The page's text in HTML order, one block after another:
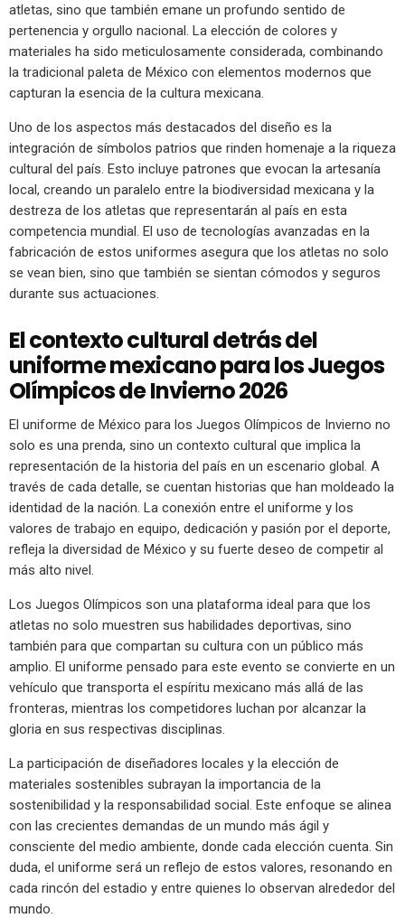
atletas, sino que también emane un profundo sentido de
pertenencia y orgullo nacional. La elección de colores y
materiales ha sido meticulosamente considerada, combinando
la tradicional paleta de México con elementos modernos que
capturan la esencia de la cultura mexicana.
Uno de los aspectos más destacados del diseño es la
integración de símbolos patrios que rinden homenaje a la riqueza
cultural del país. Esto incluye patrones que evocan la artesanía
local, creando un paralelo entre la biodiversidad mexicana y la
destreza de los atletas que representarán al país en esta
competencia mundial. El uso de tecnologías avanzadas en la
fabricación de estos uniformes asegura que los atletas no solo
se vean bien, sino que también se sientan cómodos y seguros
durante sus actuaciones.
El contexto cultural detrás del
uniforme mexicano para los Juegos
Olímpicos de Invierno 2026
El uniforme de México para los Juegos Olímpicos de Invierno no
solo es una prenda, sino un contexto cultural que implica la
representación de la historia del país en un escenario global. A
través de cada detalle, se cuentan historias que han moldeado la
identidad de la nación. La conexión entre el uniforme y los
valores de trabajo en equipo, dedicación y pasión por el deporte,
refleja la diversidad de México y su fuerte deseo de competir al
más alto nivel.
Los Juegos Olímpicos son una plataforma ideal para que los
atletas no solo muestren sus habilidades deportivas, sino
también para que compartan su cultura con un público más
amplio. El uniforme pensado para este evento se convierte en un
vehículo que transporta el espíritu mexicano más allá de las
fronteras, mientras los competidores luchan por alcanzar la
gloria en sus respectivas disciplinas.
La participación de diseñadores locales y la elección de
materiales sostenibles subrayan la importancia de la
sostenibilidad y la responsabilidad social. Este enfoque se alinea
con las crecientes demandas de un mundo más ágil y
consciente del medio ambiente, donde cada elección cuenta. Sin
duda, el uniforme será un reflejo de estos valores, resonando en
cada rincón del estadio y entre quienes lo observan alrededor del
mundo.